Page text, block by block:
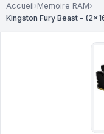
Accueil›Memoire RAM›
Kingston Fury Beast -